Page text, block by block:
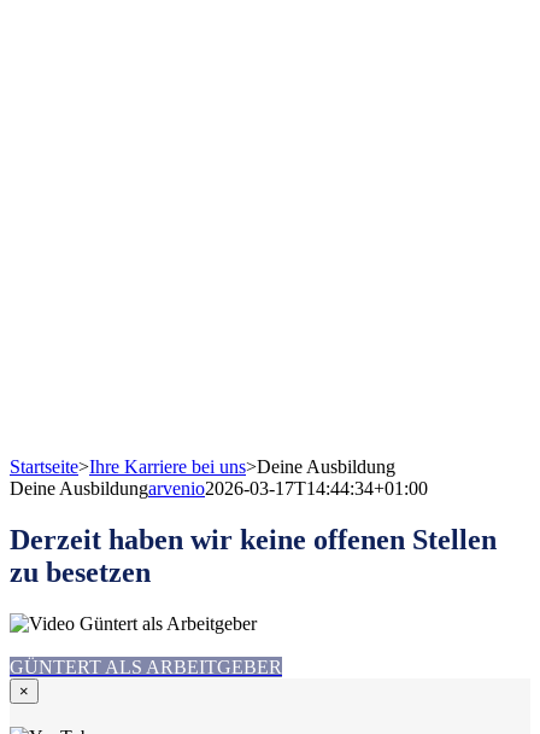
Startseite>Ihre Karriere bei uns>Deine Ausbildung
Deine Ausbildungarvenio2026-03-17T14:44:34+01:00
Derzeit haben wir keine offenen Stellen
zu besetzen
GÜNTERT ALS ARBEITGEBER
×